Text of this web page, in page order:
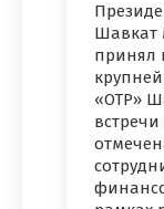
Шавкат
принял
«OTP»